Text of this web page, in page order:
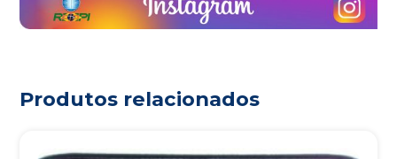
Produtos relacionados